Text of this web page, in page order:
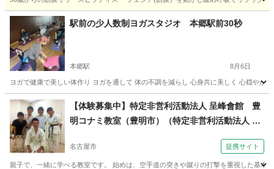
愛知 瀬戸市 瀬戸口駅 その他 ビューティー
駅前の少人数制ヨガスタジオ 本郷駅前30秒
本郷駅 8月6日
ヨガで健康で美しい体作り ヨガを通して 体の不調を減らし 心身共に美しく 心穏やか
愛知 名古屋市 本郷駅 ヨガ 手ぶら
【体験募集中】特定非営利活動法人 呈峰會館 豊
明コナミ教室（豊明市）（特定非営利活動法人 呈
名古屋市 提携サイト
親子で、一緒に学べる教室です。 始めは、空手道の突きや蹴りの打撃を重視した基